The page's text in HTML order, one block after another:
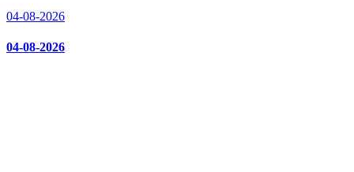
04-08-2026
04-08-2026